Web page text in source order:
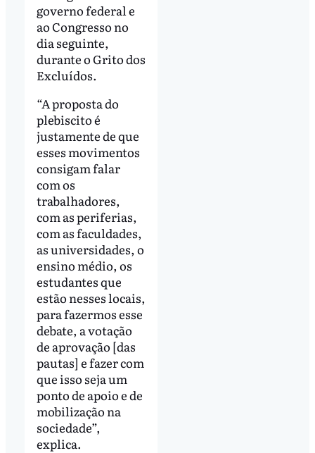
governo federal e
ao Congresso no
dia seguinte,
durante o Grito dos
Excluídos.
“A proposta do
plebiscito é
justamente de que
esses movimentos
consigam falar
com os
trabalhadores,
com as periferias,
com as faculdades,
as universidades, o
ensino médio, os
estudantes que
estão nesses locais,
para fazermos esse
debate, a votação
de aprovação [das
pautas] e fazer com
que isso seja um
ponto de apoio e de
mobilização na
sociedade”,
explica.